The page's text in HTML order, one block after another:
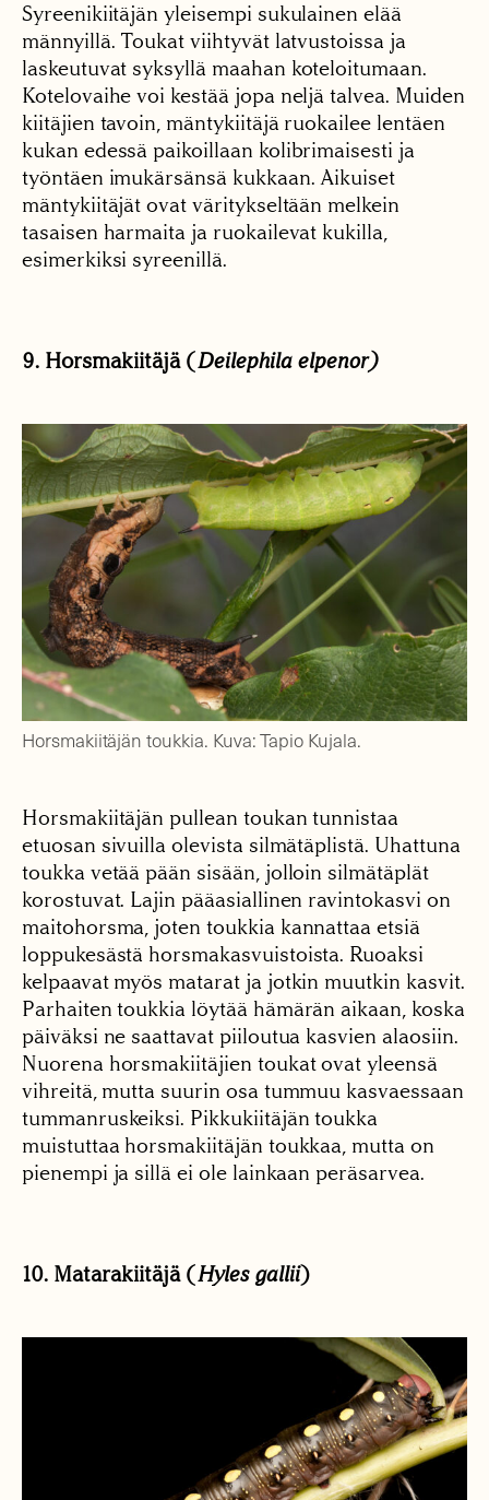
Syreenikiitäjän yleisempi sukulainen elää
männyillä. Toukat viihtyvät latvustoissa ja
laskeutuvat syksyllä maahan koteloitumaan.
Kotelovaihe voi kestää jopa neljä talvea. Muiden
kiitäjien tavoin, mäntykiitäjä ruokailee lentäen
kukan edessä paikoillaan kolibrimaisesti ja
työntäen imukärsänsä kukkaan. Aikuiset
mäntykiitäjät ovat väritykseltään melkein
tasaisen harmaita ja ruokailevat kukilla,
esimerkiksi syreenillä.
9. Horsmakiitäjä (Deilephila elpenor)
Horsmakiitäjän toukkia. Kuva: Tapio Kujala.
Horsmakiitäjän pullean toukan tunnistaa
etuosan sivuilla olevista silmätäplistä. Uhattuna
toukka vetää pään sisään, jolloin silmätäplät
korostuvat. Lajin pääasiallinen ravintokasvi on
maitohorsma, joten toukkia kannattaa etsiä
loppukesästä horsmakasvuistoista. Ruoaksi
kelpaavat myös matarat ja jotkin muutkin kasvit.
Parhaiten toukkia löytää hämärän aikaan, koska
päiväksi ne saattavat piiloutua kasvien alaosiin.
Nuorena horsmakiitäjien toukat ovat yleensä
vihreitä, mutta suurin osa tummuu kasvaessaan
tummanruskeiksi. Pikkukiitäjän toukka
muistuttaa horsmakiitäjän toukkaa, mutta on
pienempi ja sillä ei ole lainkaan peräsarvea.
10. Matarakiitäjä (Hyles gallii)